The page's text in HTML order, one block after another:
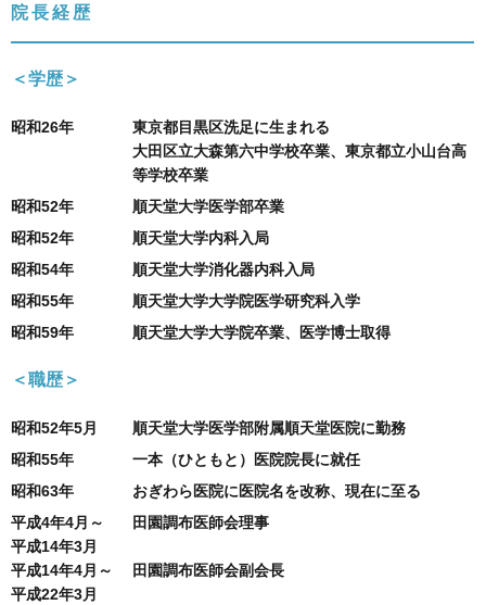
院長経歴
＜学歴＞
昭和26年
東京都目黒区洗足に生まれる
大田区立大森第六中学校卒業、東京都立小山台高
等学校卒業
昭和52年
順天堂大学医学部卒業
昭和52年
順天堂大学内科入局
昭和54年
順天堂大学消化器内科入局
昭和55年
順天堂大学大学院医学研究科入学
昭和59年
順天堂大学大学院卒業、医学博士取得
＜職歴＞
昭和52年5月
順天堂大学医学部附属順天堂医院に勤務
昭和55年
一本（ひともと）医院院長に就任
昭和63年
おぎわら医院に医院名を改称、現在に至る
平成4年4月～
平成14年3月
田園調布医師会理事
平成14年4月～
平成22年3月
田園調布医師会副会長